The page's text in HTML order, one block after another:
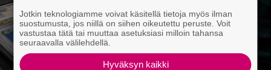
Jotkin teknologiamme voivat käsitellä tietoja myös ilman
suostumusta, jos niillä on siihen oikeutettu peruste. Voit
vastustaa tätä tai muuttaa asetuksiasi milloin tahansa
seuraavalla välilehdellä.
Hyväksyn kaikki